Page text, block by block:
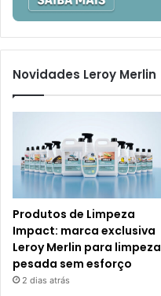
Novidades Leroy Merlin
Produtos de Limpeza
Impact: marca exclusiva
Leroy Merlin para limpeza
pesada sem esforço
2 dias atrás